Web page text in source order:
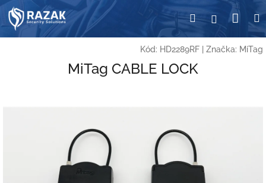
Přejít
na
obsah
HledatPřihlášení
Kód: HD2289RF Značka: MiTag
MiTag CABLE LOCK